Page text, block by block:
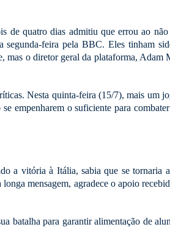
de quatro dias admitiu que errou ao não
segunda-feira pela BBC. Eles tinham
mas o diretor geral da plataforma, Adam
Nesta quinta-feira (15/7), mais um
empenharem o suficiente para
a vitória à Itália, sabia que se tornaria
mensagem, agradece o apoio
batalha para garantir alimentação de